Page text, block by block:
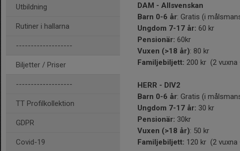
Utbildning
Rutiner i hallarna
-------------------
Biljetter / Priser
-------------------
TT Profilkollektion
GDPR
Covid-19
DAM - Allsvenskan
Barn 0-6 år: Gratis (i
Ungdom 7-17 år: 60 kr
Pensionär: 60kr
Vuxen (>18 år): 80 kr
Familjebiljett: 200 kr (2 vuxna
HERR - DIV2
Barn 0-6 år: Gratis (i
Ungdom 7-17 år: 30 kr
Pensionär: 30kr
Vuxen (>18 år): 50 kr
Familjebiljett: 120 kr (2